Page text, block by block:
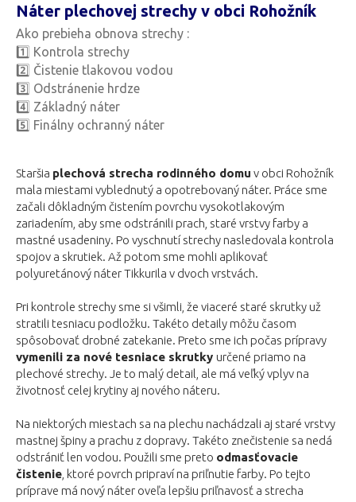
Náter plechovej strechy v obci Rohožník
Ako prebieha obnova strechy :
1️⃣ Kontrola strechy
2️⃣ Čistenie tlakovou vodou
3️⃣ Odstránenie hrdze
4️⃣ Základný náter
5️⃣ Finálny ochranný náter
Staršia plechová strecha rodinného domu v obci Rohožník
mala miestami vyblednutý a opotrebovaný náter. Práce sme
začali dôkladným čistením povrchu vysokotlakovým
zariadením, aby sme odstránili prach, staré vrstvy farby a
mastné usadeniny. Po vyschnutí strechy nasledovala kontrola
spojov a skrutiek. Až potom sme mohli aplikovať
polyuretánový náter Tikkurila v dvoch vrstvách.
Pri kontrole strechy sme si všimli, že viaceré staré skrutky už
stratili tesniacu podložku. Takéto detaily môžu časom
spôsobovať drobné zatekanie. Preto sme ich počas prípravy
vymenili za nové tesniace skrutky určené priamo na
plechové strechy. Je to malý detail, ale má veľký vplyv na
životnosť celej krytiny aj nového náteru.
Na niektorých miestach sa na plechu nachádzali aj staré vrstvy
mastnej špiny a prachu z dopravy. Takéto znečistenie sa nedá
odstrániť len vodou. Použili sme preto odmasťovacie
čistenie , ktoré povrch pripraví na priľnutie farby. Po tejto
príprave má nový náter oveľa lepšiu priľnavosť a strecha